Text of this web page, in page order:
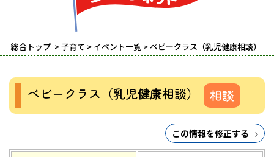
総合トップ >子育て > イベント一覧 > ベビークラス（乳児健康相談）
ベビークラス（乳児健康相談） 相談
この情報を修正する